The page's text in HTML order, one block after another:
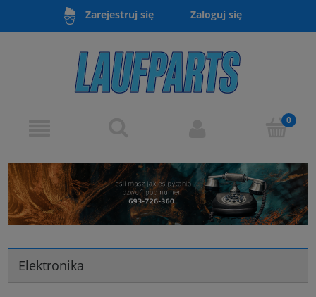
Zarejestruj się Zaloguj się
Elektronika